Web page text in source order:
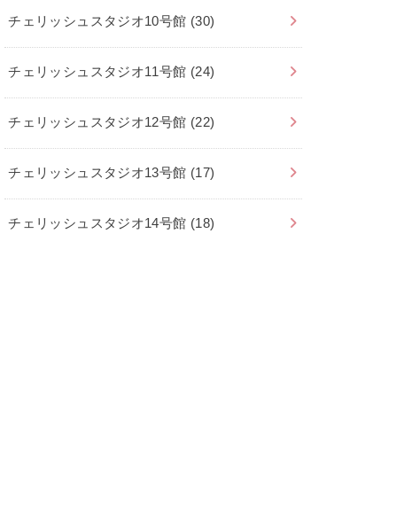
チェリッシュスタジオ10号館 (30)
チェリッシュスタジオ11号館 (24)
チェリッシュスタジオ12号館 (22)
チェリッシュスタジオ13号館 (17)
チェリッシュスタジオ14号館 (18)